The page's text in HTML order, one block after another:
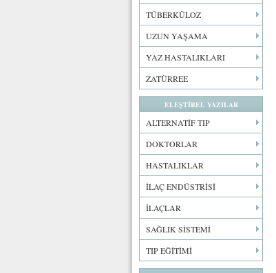
TÜBERKÜLOZ
UZUN YAŞAMA
YAZ HASTALIKLARI
ZATÜRREE
ELEŞTİREL YAZILAR
ALTERNATİF TIP
DOKTORLAR
HASTALIKLAR
İLAÇ ENDÜSTRİSİ
İLAÇLAR
SAĞLIK SİSTEMİ
TIP EĞİTİMİ